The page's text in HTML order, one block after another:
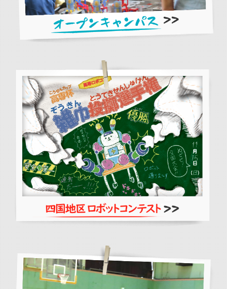
四国地区ロボットコンテスト
詳しくはこちらから